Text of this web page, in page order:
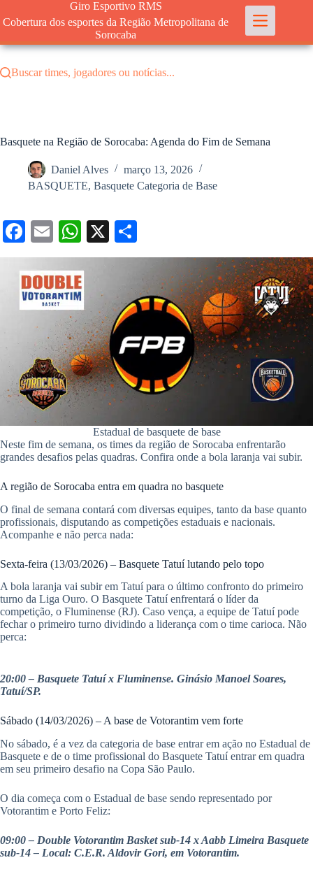
para
conteúdo
Giro Esportivo RMS
Cobertura dos esportes da Região Metropolitana de
Sorocaba
Buscar times, jogadores ou notícias...
Basquete na Região de Sorocaba: Agenda do Fim de Semana
Daniel Alves
março 13, 2026
BASQUETE, Basquete Categoria de Base
Fa
ce
bo
ok
E
m
ail
W
ha
ts
A
pp
X
ha
Estadual de basquete de base
Neste fim de semana, os times da região de Sorocaba enfrentarão
grandes desafios pelas quadras. Confira onde a bola laranja vai subir.
A região de Sorocaba entra em quadra no basquete
O final de semana contará com diversas equipes, tanto da base quanto
profissionais, disputando as competições estaduais e nacionais.
Acompanhe e não perca nada:
Sexta-feira (13/03/2026) – Basquete Tatuí lutando pelo topo
A bola laranja vai subir em Tatuí para o último confronto do primeiro
turno da Liga Ouro. O Basquete Tatuí enfrentará o líder da
competição, o Fluminense (RJ). Caso vença, a equipe de Tatuí pode
fechar o primeiro turno dividindo a liderança com o time carioca. Não
perca:
20:00 – Basquete Tatuí x Fluminense. Ginásio Manoel Soares,
Tatuí/SP.
Sábado (14/03/2026) – A base de Votorantim vem forte
No sábado, é a vez da categoria de base entrar em ação no Estadual de
Basquete e de o time profissional do Basquete Tatuí entrar em quadra
em seu primeiro desafio na Copa São Paulo.
O dia começa com o Estadual de base sendo representado por
Votorantim e Porto Feliz:
09:00 – Double Votorantim Basket sub-14 x Aabb Limeira Basquete
sub-14 – Local: C.E.R. Aldovir Gori, em Votorantim.